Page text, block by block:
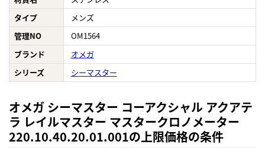
タイプ
メンズ
管理NO
OM1564
ブランド
オメガ
シリーズ
シーマスター
オメガ シーマスター コーアクシャル アクアテ
ラ レイルマスター マスタークロノメーター
220.10.40.20.01.001の上限価格の条件